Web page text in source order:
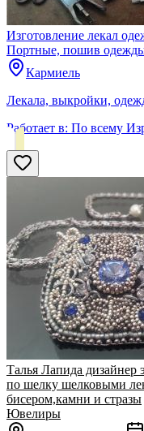
Изготовление лекал
Портные, пошив
Кармиель
Лекала, выкройки,
Работает в: По всему
Талья Лапида
по шелку шелковыми
бисером,камни и стразы
Ювелиры